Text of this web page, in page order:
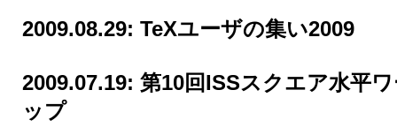
2009.08.29: TeXユーザの集い2009
2009.07.19: 第10回ISSスクエア水平
ップ